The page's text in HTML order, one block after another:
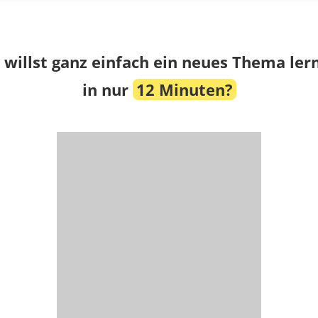
willst ganz einfach ein neues Thema
in nur 12 Minuten?